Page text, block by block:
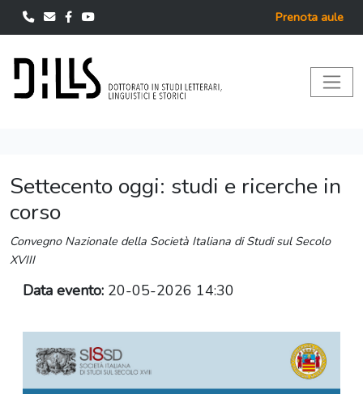
Prenota aule
Settecento oggi: studi e ricerche in
corso
Convegno Nazionale della Società Italiana di Studi sul Secolo
XVIII
Data evento: 20-05-2026 14:30